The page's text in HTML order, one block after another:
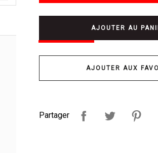
AJOUTER AU
Partager